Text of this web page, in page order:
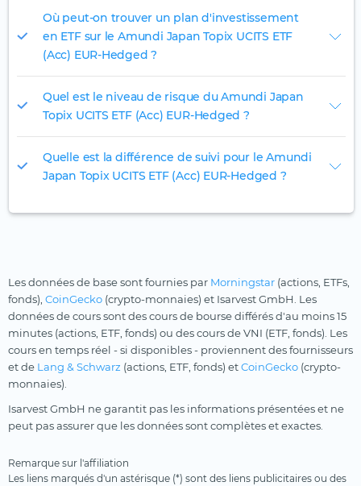
Où peut-on trouver un plan d'investissement
en ETF sur le Amundi Japan Topix UCITS ETF
(Acc) EUR-Hedged ?
Quel est le niveau de risque du Amundi Japan
Topix UCITS ETF (Acc) EUR-Hedged ?
Quelle est la différence de suivi pour le Amundi
Japan Topix UCITS ETF (Acc) EUR-Hedged ?
Les données de base sont fournies par Morningstar (actions, ETFs,
fonds), CoinGecko (crypto-monnaies) et Isarvest GmbH. Les
données de cours sont des cours de bourse différés d'au moins 15
minutes (actions, ETF, fonds) ou des cours de VNI (ETF, fonds). Les
cours en temps réel - si disponibles - proviennent des fournisseurs
et de Lang & Schwarz (actions, ETF, fonds) etCoinGecko (crypto-
monnaies).
Isarvest GmbH ne garantit pas les informations présentées et ne
peut pas assurer que les données sont complètes et exactes.
Remarque sur l'affiliation
Les liens marqués d'un astérisque (*) sont des liens publicitaires ou des